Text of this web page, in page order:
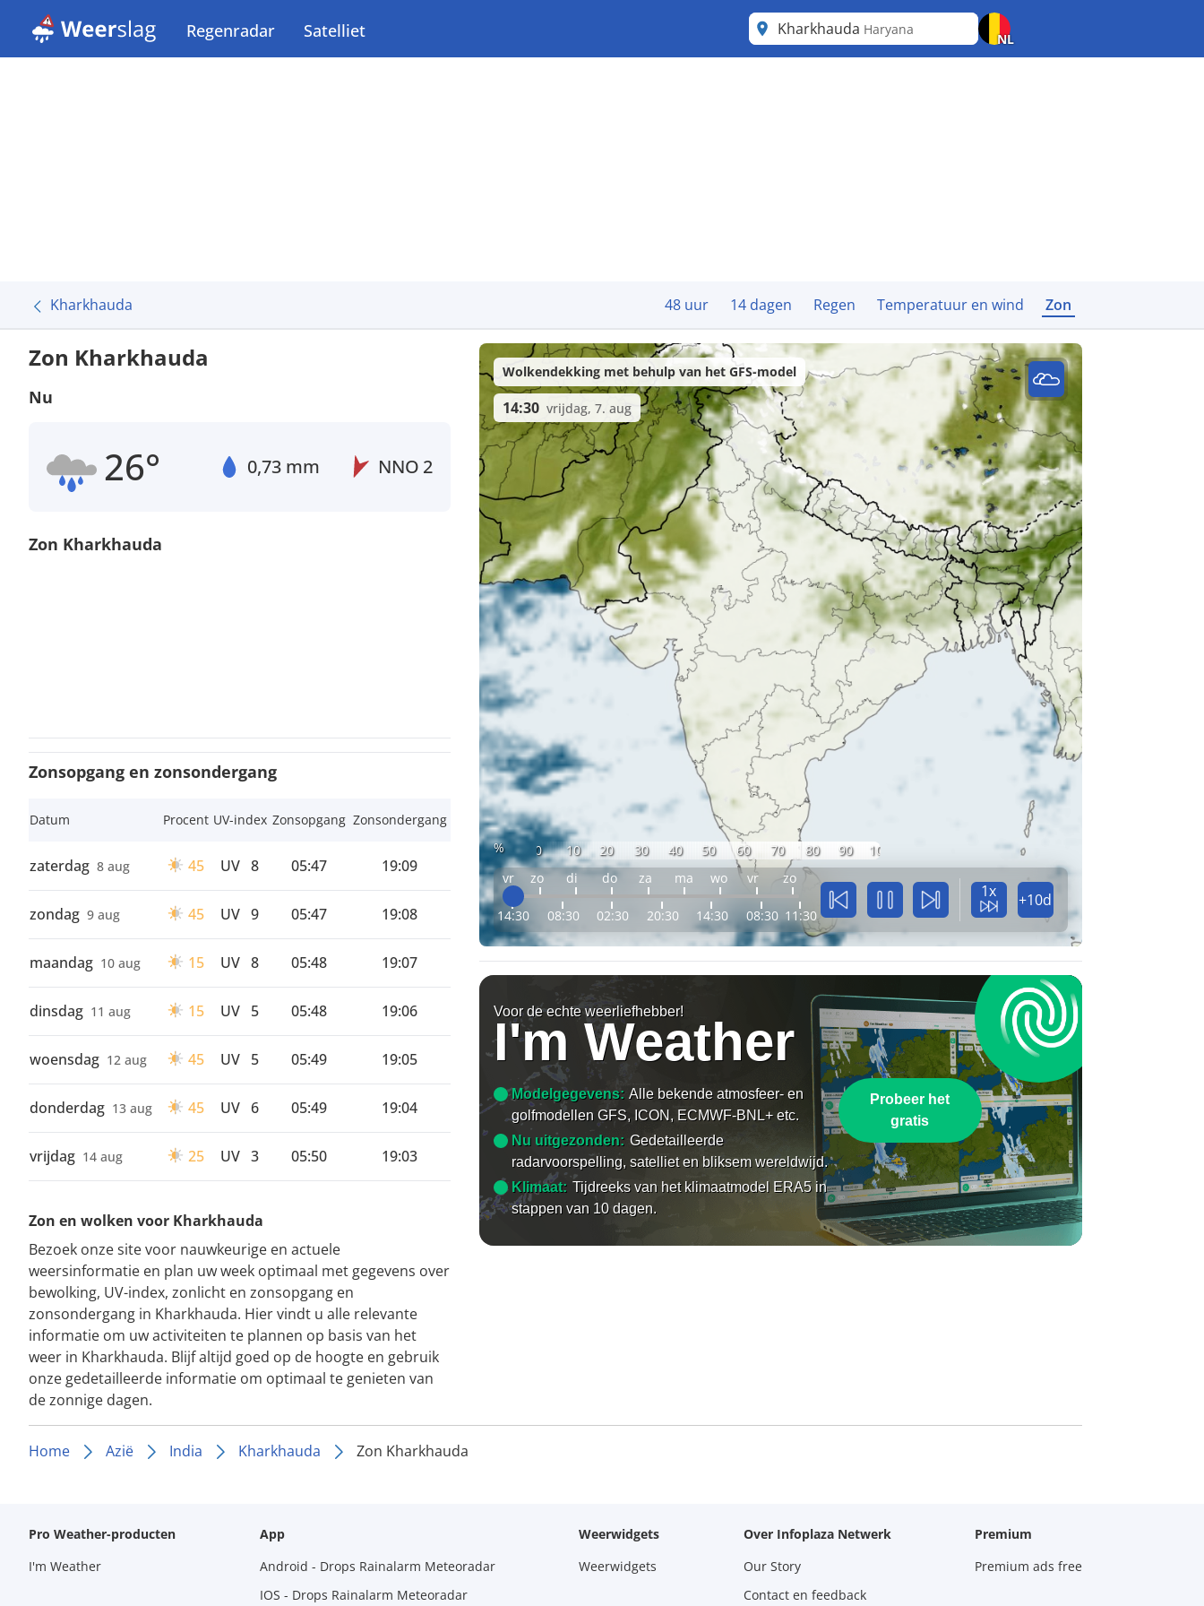
Regenradar Satelliet Kharkhauda Haryana
NL
Kharkhauda 48 uur 14 dagen Regen Temperatuur en wind Zon
Zon Kharkhauda
Nu
26° 0,73 mm NNO 2
Zon Kharkhauda
Zonsopgang en zonsondergang
Datum Procent UV-index Zonsopgang Zonsondergang
zaterdag 8 aug 45 UV 8 05:47 19:09
zondag 9 aug 45 UV 9 05:47 19:08
maandag 10 aug 15 UV 8 05:48 19:07
dinsdag 11 aug 15 UV 5 05:48 19:06
woensdag 12 aug 45 UV 5 05:49 19:05
donderdag 13 aug 45 UV 6 05:49 19:04
vrijdag 14 aug 25 UV 3 05:50 19:03
Zon en wolken voor Kharkhauda
Bezoek onze site voor nauwkeurige en actuele
weersinformatie en plan uw week optimaal met gegevens over
bewolking, UV-index, zonlicht en zonsopgang en
zonsondergang in Kharkhauda. Hier vindt u alle relevante
informatie om uw activiteiten te plannen op basis van het
weer in Kharkhauda. Blijf altijd goed op de hoogte en gebruik
onze gedetailleerde informatie om optimaal te genieten van
de zonnige dagen.
% 0 10 20 30 40 50 60 70 80 90
100
vr
zo di do za ma wo vr zo
14:30 08:30 02:30 20:30 14:30 08:30 11:30
1x +10d
Wolkendekking met behulp van het GFS-model
14:30 vrijdag, 7. aug
Voor de echte weerliefhebber!
I'm Weather
Modelgegevens: Alle bekende atmosfeer- en
golfmodellen GFS, ICON, ECMWF-BNL+ etc.
Nu uitgezonden: Gedetailleerde
radarvoorspelling, satelliet en bliksem wereldwijd.
Klimaat: Tijdreeks van het klimaatmodel ERA5 in
stappen van 10 dagen.
Probeer het
gratis
Home Azië India Kharkhauda Zon Kharkhauda
Pro Weather-producten
I'm Weather
App
Android - Drops Rainalarm Meteoradar
IOS - Drops Rainalarm Meteoradar
Weerwidgets
Weerwidgets
Over Infoplaza Netwerk
Our Story
Contact en feedback
Premium
Premium ads free